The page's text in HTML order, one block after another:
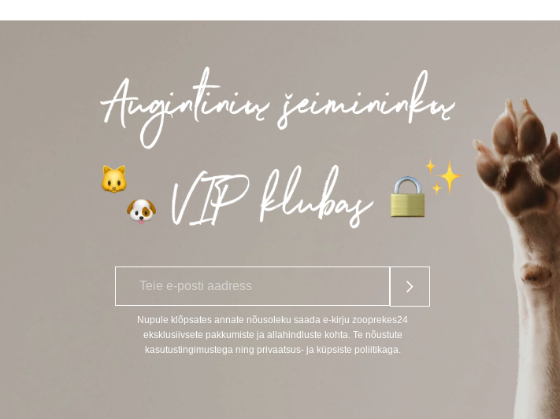
p
Nupule klõpsates annate nõusoleku saada e-kirju zooprekes24
eksklusiivsete pakkumiste ja allahindluste kohta. Te nõustute
kasutustingimustega ning privaatsus- ja küpsiste poliitikaga.